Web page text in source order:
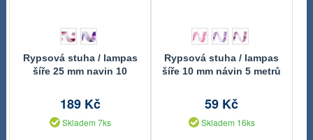
Rypsová stuha / lampas
šíře 25 mm navin 10
189 Kč
Skladem 7ks
Rypsová stuha / lampas
šíře 10 mm návin 5 metrů
59 Kč
Skladem 16ks